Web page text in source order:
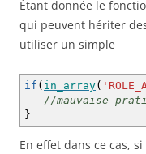
Étant donnée le
qui peuvent hériter
utiliser un simple
if ( in_array(
//mauvaise
}
En effet dans ce cas,